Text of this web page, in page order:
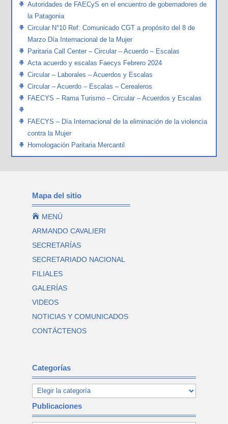
Autoridades de FAECyS en el encuentro de gobernadores de
la Patagonia
Circular N°10 Ref: Comunicado CGT a propósito del 8 de
Marzo Día Internacional de la Mujer
Paritaria Call Center – Circular – Acuerdo – Escalas
Acta acuerdo y escalas Faecys Febrero 2024
Circular – Laborales – Acuerdos y Escalas
Circular – Acuerdo – Escalas – Cerealeros
FAECYS – Rama Turismo – Circular – Acuerdos y Escalas
FAECYS – Día Internacional de la eliminación de la violencia
contra la Mujer
Homologación Paritaria Mercantil
Mapa del sitio
 MENÚ
ARMANDO CAVALIERI
SECRETARÍAS
SECRETARIADO NACIONAL
FILIALES
GALERÍAS
VIDEOS
NOTICIAS Y COMUNICADOS
CONTÁCTENOS
Categorías
Publicaciones